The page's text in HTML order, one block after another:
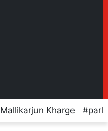
Mallikarjun Kharge